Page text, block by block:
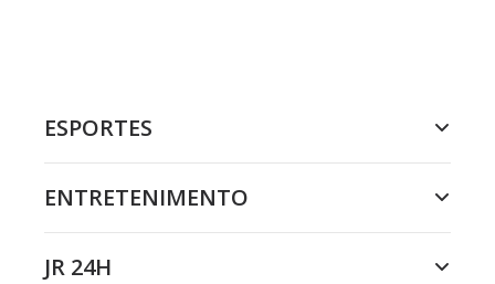
ESPORTES
ENTRETENIMENTO
JR 24H